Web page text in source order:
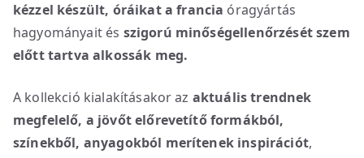
kézzel készült, óráikata francia óragyártás
hagyományait és szigorú minőségellenőrzését szem
előtt tartva alkossák meg.
A kollekció kialakításakor az aktuális trendnek
megfelelő, a jövőt előrevetítő formákból,
színekből, anyagokból merítenek inspirációt,